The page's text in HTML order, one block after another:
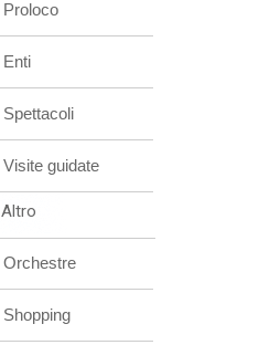
Proloco
Enti
Spettacoli
Visite guidate
Altro
Orchestre
Shopping